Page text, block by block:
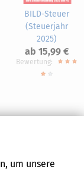
um unsere
BILD-Steuer
(Steuerjahr
2025)
ab 15,99 €
Bewertung: